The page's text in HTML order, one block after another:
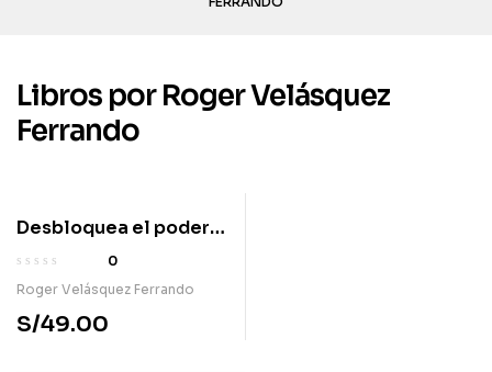
Libros por Roger Velásquez
Ferrando
Desbloquea el poder
de tu personalidad
0
Roger Velásquez Ferrando
S/49.00